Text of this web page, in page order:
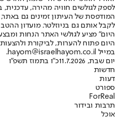
לספק לגולשים חוויה מהירה,
המודפסת של העיתון זמינים גם
לקבל אותם גם בניוזלטר. מועדון
היום" מציע לגולשי האתר הנחות
היום פתוח להערות, לביקורת
במייל hayom@israelhayom.co.il.
יום שבת, 11.7.2026
כ"ו בתמוז תשפ"ו
חדשות
דעות
ספורט
ForReal
תרבות ובידור
אוכל